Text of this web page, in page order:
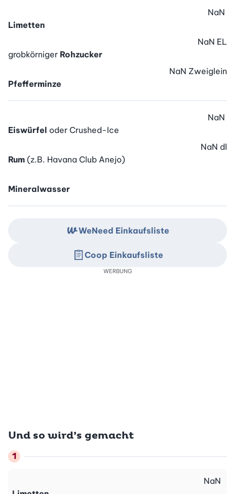
Limetten
NaN
grobkörniger Rohzucker
NaN EL
Pfefferminze
NaN Zweiglein
Eiswürfel oder Crushed-Ice
NaN
Rum (z.B. Havana Club Anejo)
NaN dl
Mineralwasser
Und so wird’s gemacht
NaN
WeNeed Einkaufsliste
Coop Einkaufsliste
WERBUNG